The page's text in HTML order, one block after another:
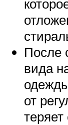
После
вида
от